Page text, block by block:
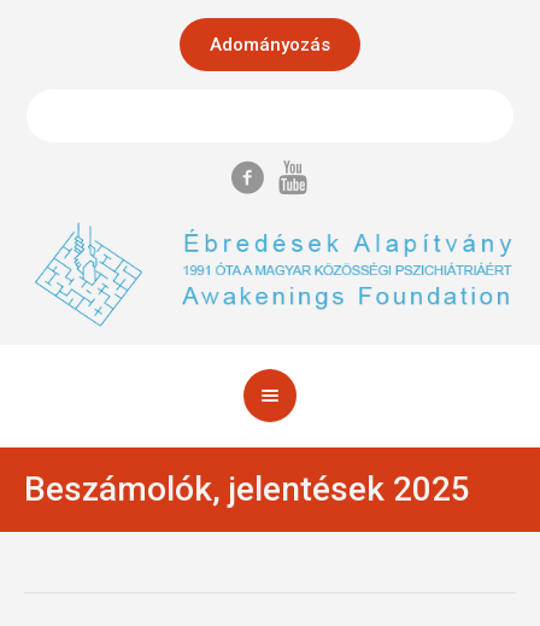
Adományozás
Beszámolók, jelentések 2025